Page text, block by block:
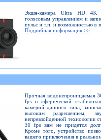
Экшн-камера Ultra HD 4K с
голосовым управлением и
пульс и т.п. и возможностью в
Подробная информация >>
Прочная водонепроницаемая
fps и сферической
камерой данного типа,
высоким разрешением,
непревзойденной технологии
30 fps вам не придется
Кроме того, устройство
вашего приключения в